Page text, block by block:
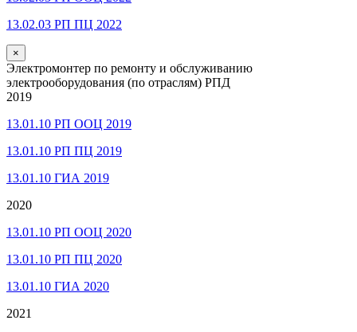
13.02.03 РП ПЦ 2022
×
Электромонтер по ремонту и обслуживанию
электрооборудования (по отраслям) РПД
2019
13.01.10 РП ООЦ 2019
13.01.10 РП ПЦ 2019
13.01.10 ГИА 2019
2020
13.01.10 РП ООЦ 2020
13.01.10 РП ПЦ 2020
13.01.10 ГИА 2020
2021